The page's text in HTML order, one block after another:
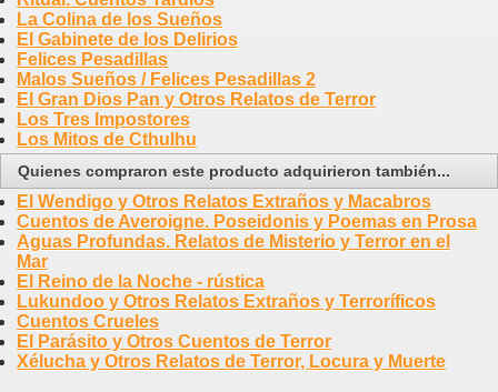
La Colina de los Sueños
El Gabinete de los Delirios
Felices Pesadillas
Malos Sueños / Felices Pesadillas 2
El Gran Dios Pan y Otros Relatos de Terror
Los Tres Impostores
Los Mitos de Cthulhu
Quienes compraron este producto adquirieron también...
El Wendigo y Otros Relatos Extraños y Macabros
Cuentos de Averoigne. Poseidonis y Poemas en Prosa
Aguas Profundas. Relatos de Misterio y Terror en el
Mar
El Reino de la Noche - rústica
Lukundoo y Otros Relatos Extraños y Terroríficos
Cuentos Crueles
El Parásito y Otros Cuentos de Terror
Xélucha y Otros Relatos de Terror, Locura y Muerte